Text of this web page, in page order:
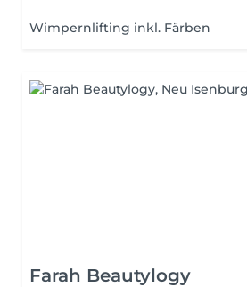
Wimpernlifting inkl. Färben
Farah Beautylogy